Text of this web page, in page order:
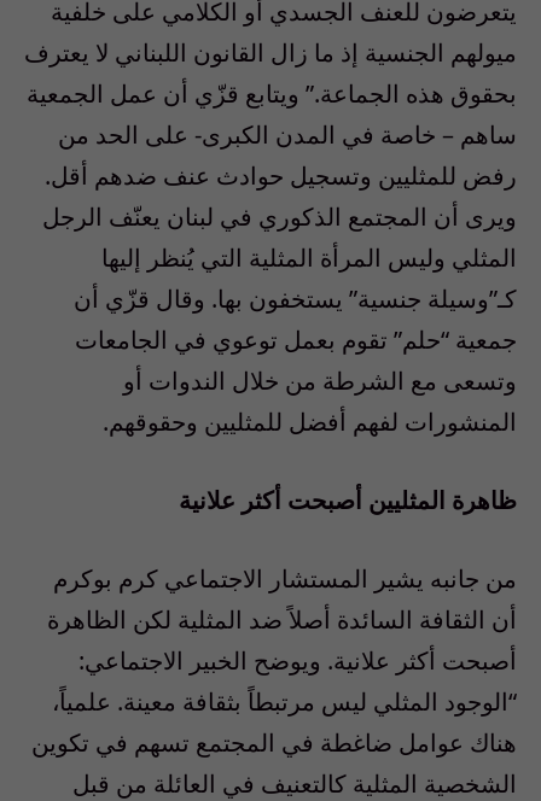
يتعرضون للعنف الجسدي أو الكلامي على خلفية
ميولهم الجنسية إذ ما زال القانون اللبناني لا يعترف
بحقوق هذه الجماعة.” ويتابع قزّي أن عمل الجمعية
ساهم – خاصة في المدن الكبرى- على الحد من
رفض للمثليين وتسجيل حوادث عنف ضدهم أقل.
ويرى أن المجتمع الذكوري في لبنان يعنّف الرجل
المثلي وليس المرأة المثلية التي يُنظر إليها
كـ”وسيلة جنسية” يستخفون بها. وقال قزّي أن
جمعية “حلم” تقوم بعمل توعوي في الجامعات
وتسعى مع الشرطة من خلال الندوات أو
المنشورات لفهم أفضل للمثليين وحقوقهم.
ظاهرة المثليين أصبحت أكثر علانية
من جانبه يشير المستشار الاجتماعي كرم بوكرم
أن الثقافة السائدة أصلاً ضد المثلية لكن الظاهرة
أصبحت أكثر علانية. ويوضح الخبير الاجتماعي:
“الوجود المثلي ليس مرتبطاً بثقافة معينة. علمياً،
هناك عوامل ضاغطة في المجتمع تسهم في تكوين
الشخصية المثلية كالتعنيف في العائلة من قبل